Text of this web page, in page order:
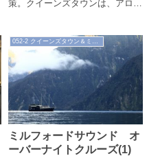
策。クイーンズタウンは、アロー
万人以上...
ミルフォードサウンド オ
ーバーナイトクルーズ(1)